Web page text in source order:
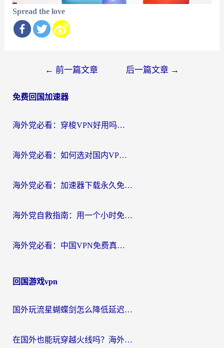
Spread the love
导
← 前一篇文章 后一篇文章 →
免费回国加速器
海外党必看：穿梭VPN好用吗？和云帆VPN对比哪个回国效果更好？附真实测评+避坑指南
海外党必看：如何选对国内VPN，实现无缝访问国内资源？
海外党必看：加速器下载永久免费版真的存在吗？教你无缝访问国内资源的正确姿势
海外党自救指南：用一个小时免费加速器，轻松打破国内资源访问壁垒？
海外党必看：中国VPN免费真的靠谱吗？手把手教你选对回国加速器
回国游戏vpn
国外玩流星蝴蝶剑怎么降低延迟？海外党必看的加速秘籍（含欧洲鸣潮&彩虹岛优化攻略）
在国外也能玩穿越火线吗？海外玩家国服游戏畅玩终极指南